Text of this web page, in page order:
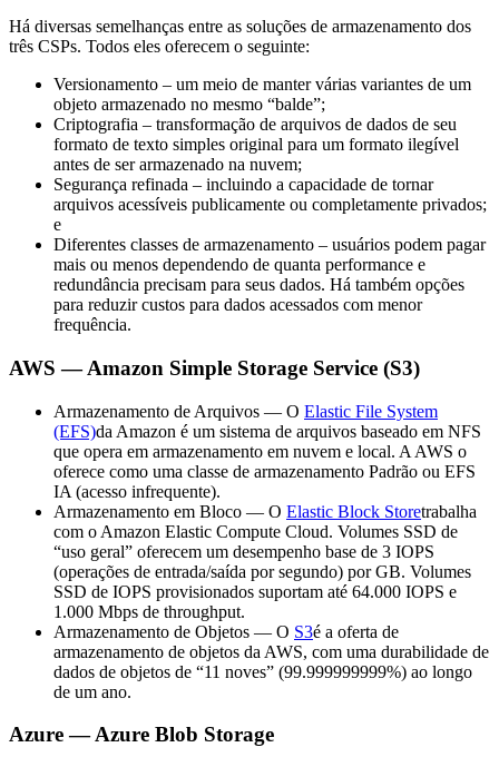
Há diversas semelhanças entre as soluções de armazenamento dos
três CSPs. Todos eles oferecem o seguinte:
Versionamento – um meio de manter várias variantes de um
objeto armazenado no mesmo “balde”;
Criptografia – transformação de arquivos de dados de seu
formato de texto simples original para um formato ilegível
antes de ser armazenado na nuvem;
Segurança refinada – incluindo a capacidade de tornar
arquivos acessíveis publicamente ou completamente privados;
e
Diferentes classes de armazenamento – usuários podem pagar
mais ou menos dependendo de quanta performance e
redundância precisam para seus dados. Há também opções
para reduzir custos para dados acessados com menor
frequência.
AWS — Amazon Simple Storage Service (S3)
Armazenamento de Arquivos — O Elastic File System
(EFS)da Amazon é um sistema de arquivos baseado em NFS
que opera em armazenamento em nuvem e local. A AWS o
oferece como uma classe de armazenamento Padrão ou EFS
IA (acesso infrequente).
Armazenamento em Bloco — O Elastic Block Storetrabalha
com o Amazon Elastic Compute Cloud. Volumes SSD de
“uso geral” oferecem um desempenho base de 3 IOPS
(operações de entrada/saída por segundo) por GB. Volumes
SSD de IOPS provisionados suportam até 64.000 IOPS e
1.000 Mbps de throughput.
Armazenamento de Objetos — O S3é a oferta de
armazenamento de objetos da AWS, com uma durabilidade de
dados de objetos de “11 noves” (99.999999999%) ao longo
de um ano.
Azure — Azure Blob Storage